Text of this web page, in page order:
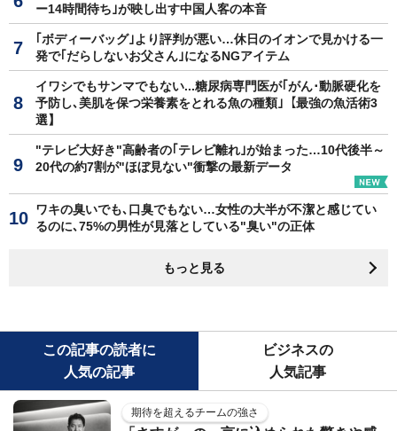
ー14時間待ち｣が映し出す中国人客の本音
｢ボディーバッグ｣より評判が悪い…休日のイオンで見かける一
発で｢だらしないお父さん｣になるNGアイテム
イワシでもサンマでもない...糖尿病専門医が｢がん･動脈硬化を
予防し､美肌を保つ栄養素をとれる魚の種類｣【最強の魚活術3
選】
"テレビ大好き"高齢者の｢テレビ離れ｣が始まった…10代後半～
20代の約7割が"ほぼ見ない"衝撃の最新データ
ワキの臭いでも､口臭でもない…女性の大半が不潔と感じてい
るのに､75%の男性が見落としている"臭い"の正体
もっと見る
この記事の読者に
人気の記事
ビジネスの
人気記事
期待を超えるチームの強さ